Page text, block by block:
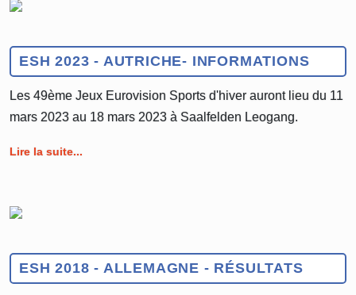
ESH 2023 - AUTRICHE- INFORMATIONS
Les 49ème Jeux Eurovision Sports d'hiver auront lieu du 11
mars 2023 au 18 mars 2023 à Saalfelden Leogang.
Lire la suite...
ESH 2018 - ALLEMAGNE - RÉSULTATS